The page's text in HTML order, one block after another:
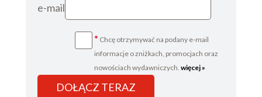
e-mail
* Chcę otrzymywać na podany e-mail
informacje o zniżkach, promocjach oraz
nowościach wydawniczych. więcej »
DOŁĄCZ TERAZ